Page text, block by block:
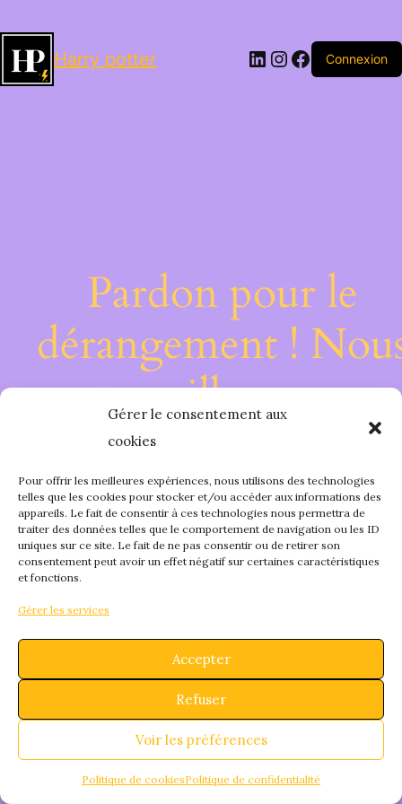
Gérer le consentement aux
cookies
Pour offrir les meilleures expériences, nous utilisons des technologies
telles que les cookies pour stocker et/ou accéder aux informations des
appareils. Le fait de consentir à ces technologies nous permettra de
traiter des données telles que le comportement de navigation ou les ID
uniques sur ce site. Le fait de ne pas consentir ou de retirer son
consentement peut avoir un effet négatif sur certaines caractéristiques
et fonctions.
Gérer les services
Accepter
Refuser
Voir les préférences
Politique de cookiesPolitique de confidentialité
Harry potter LinkedIn
Instagram
Facebook
Connexion
Pardon pour le
dérangement !
travaillons sur
quelque chose de
fantastique –
bientôt !